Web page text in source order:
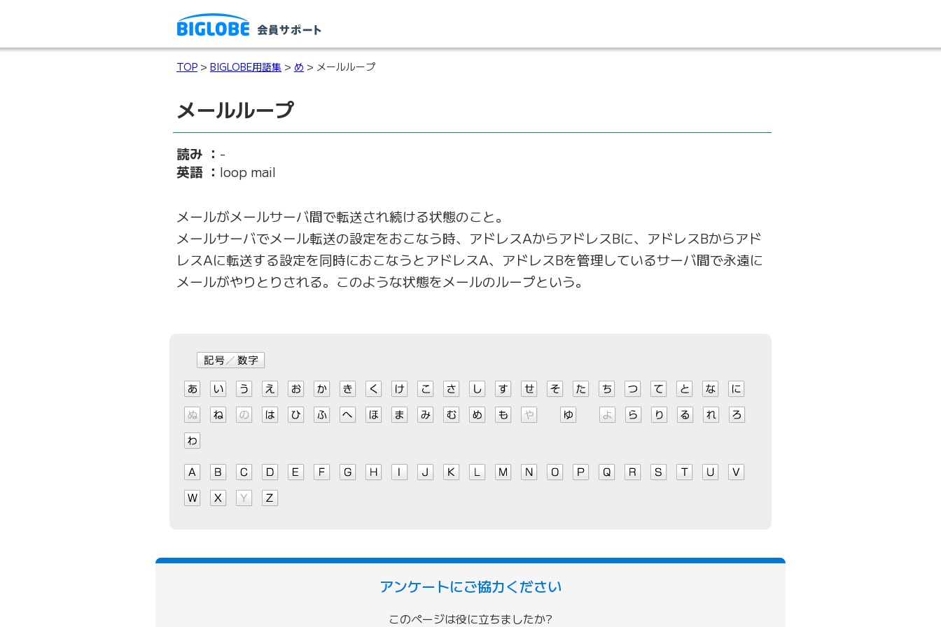
TOP > BIGLOBE用語集 > め > メールループ
メールループ
読み ： -
英語 ： loop mail
メールがメールサーバ間で転送され続ける状態のこと。
メールサーバでメール転送の設定をおこなう時、アドレスAからアドレスBに、アドレスBからアド
レスAに転送する設定を同時におこなうとアドレスA、アドレスBを管理しているサーバ間で永遠に
メールがやりとりされる。このような状態をメールのループという。
アンケートにご協力ください
このページは役に立ちましたか?